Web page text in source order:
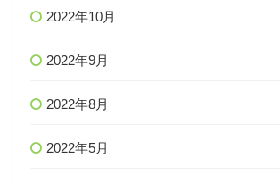
2022年10月
2022年9月
2022年8月
2022年5月